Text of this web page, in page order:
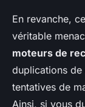
En revanche,
véritable
moteurs de
duplications de
tentatives de
Ainsi, si vous